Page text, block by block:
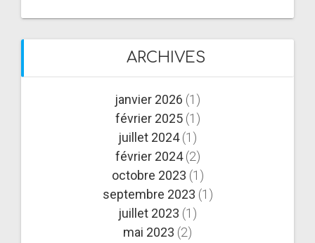
ARCHIVES
janvier 2026 (1)
février 2025(1)
juillet 2024(1)
février 2024(2)
octobre 2023 (1)
septembre 2023 (1)
juillet 2023 (1)
mai 2023 (2)